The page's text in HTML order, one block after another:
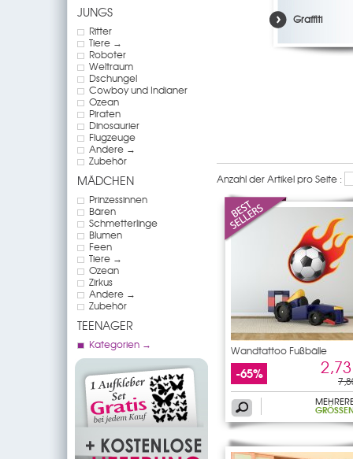
JUNGS
Ritter
Tiere →
Roboter
Weltraum
Dschungel
Cowboy und Indianer
Ozean
Piraten
Dinosaurier
Flugzeuge
Andere →
Zubehör
MÄDCHEN
Prinzessinnen
Bären
Schmetterlinge
Blumen
Feen
Tiere →
Ozean
Zirkus
Andere →
Zubehör
TEENAGER
Kategorien →
Graffiti
Anzahl der Artikel pro Seite :
Wandtattoo Fußbälle
-65%
GRÖSSEN